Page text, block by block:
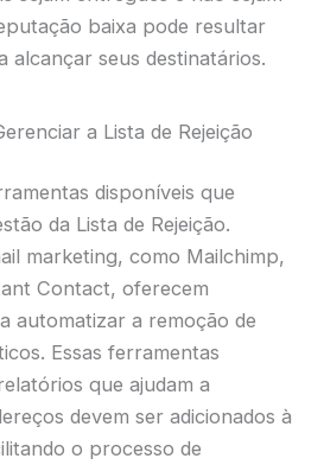
baixa pode resultar
alcançar seus destinatários.
a Lista de Rejeição
disponíveis que
da Lista de Rejeição.
marketing, como Mailchimp,
Contact, oferecem
automatizar a remoção de
Essas ferramentas
que ajudam a
devem ser adicionados à
o processo de